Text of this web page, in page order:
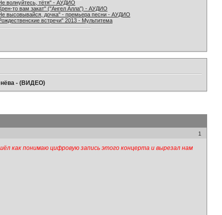
волнуйтесь, тётя" - АУДИО
то вам закат" ("Ангел Алла") - АУДИО
высовывайся, дочка" - премьера песни - АУДИО
встречи" 2013 - Мультитема
- (ВИДЕО)
1
как понимаю цифровую запись этого концерта и вырезал нам